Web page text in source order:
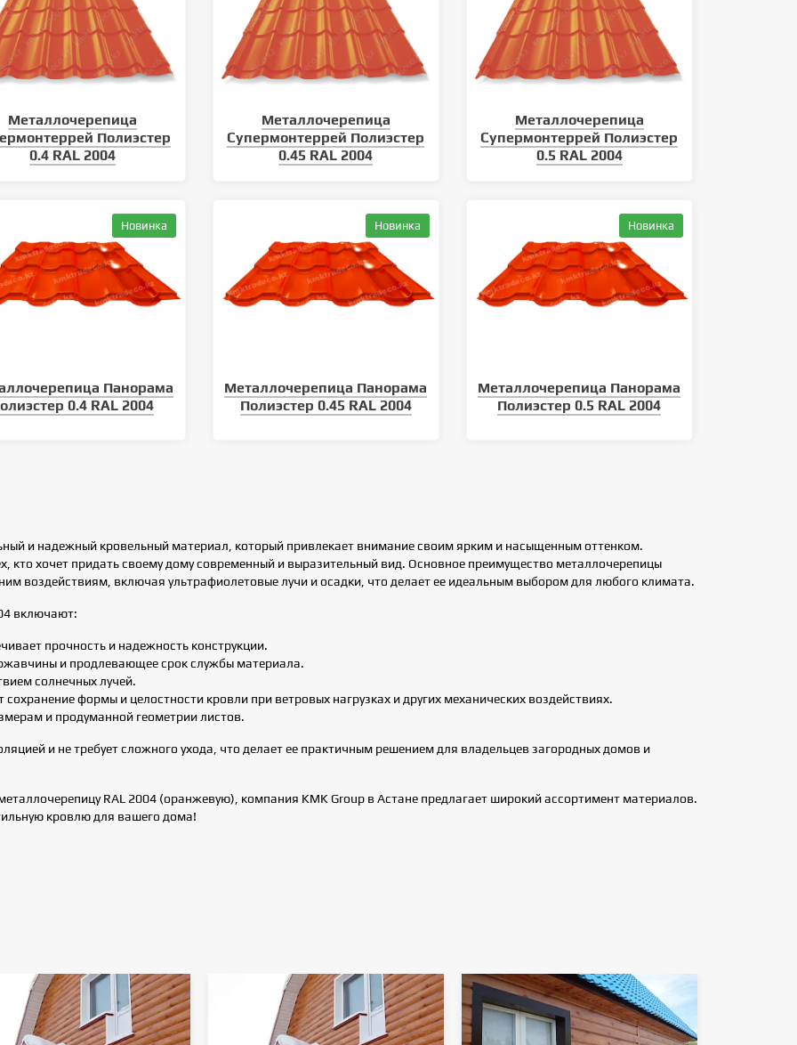
условий
материала
Уход за кровлей: как продлить
срок службы металлочерепицы
Какие виды кровли существуют
Металлочерепица
Полиэстер
0.4 RAL 2004
Металлочерепица
Супермонтеррей Полиэстер
0.45 RAL 2004
Металлочерепица
Супермонтеррей Полиэстер
0.5 RAL 2004
Новинка
Панорама
0.4 RAL 2004
Новинка
Металлочерепица Панорама
Полиэстер 0.45 RAL 2004
Новинка
Металлочерепица Панорама
Полиэстер 0.5 RAL 2004
и надежный кровельный материал, который привлекает внимание своим ярким и насыщенным оттенком.
кто хочет придать своему дому современный и выразительный вид. Основное преимущество металлочерепицы
воздействиям, включая ультрафиолетовые лучи и осадки, что делает ее идеальным выбором для любого климата.
включают:
прочность и надежность конструкции.
и продлевающее срок службы материала.
солнечных лучей.
формы и целостности кровли при ветровых нагрузках и других механических воздействиях.
и продуманной геометрии листов.
и не требует сложного ухода, что делает ее практичным решением для владельцев загородных домов и
RAL 2004 (оранжевую), компания KMK Group в Астане предлагает широкий ассортимент материалов.
кровлю для вашего дома!